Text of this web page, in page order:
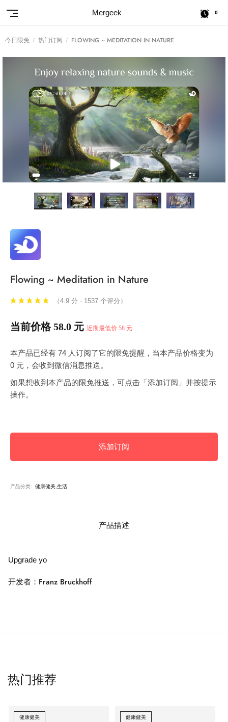
Mergeek 0
今日限免 热门订阅 FLOWING ~ MEDITATION IN NATURE
Flowing ~ Meditation in Nature
（4.9 分 · 1537 个评分）
当前价格 58.0 元 近期最低价 58 元
本产品已经有 74 人订阅了它的限免提醒，当本产品价格变为
0 元，会收到微信消息推送。
如果想收到本产品的限免推送，可点击「添加订阅」并按提示
操作。
添加订阅
产品分类: 健康健美,生活
产品描述
Upgrade yo
开发者：Franz Bruckhoff
热门推荐
健康健美 健康健美